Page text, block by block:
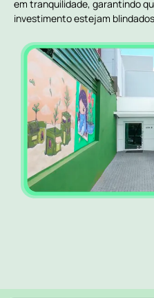
em tranquilidade, garantindo
investimento estejam